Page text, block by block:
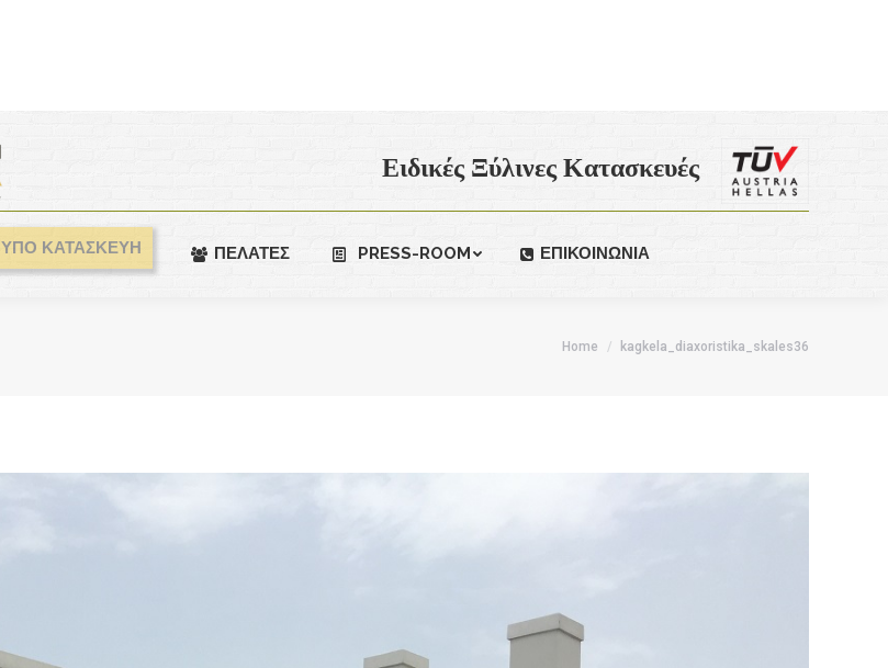
Ειδικές Ξύλινες Κατασκευές
ΥΠΟ ΚΑΤΑΣΚΕΥΗ ΠΕΛΑΤΕΣ PRESS-ROOM ΕΠΙΚΟΙΝΩΝΙΑ
Home kagkela_diaxoristika_skales36